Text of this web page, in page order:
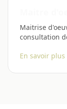
Maitrise
consultation
En savoir plus